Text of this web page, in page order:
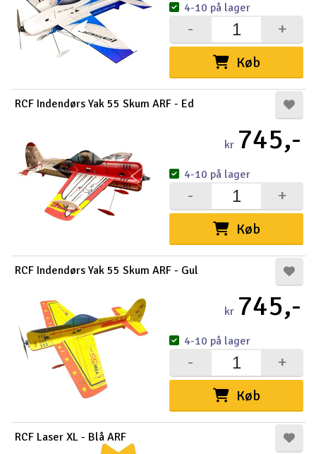
Køb
+
-
4-10 på lager
RCF Indendørs Yak 55 Skum ARF - Ed
kr 745,-
Køb
+
-
4-10 på lager
RCF Indendørs Yak 55 Skum ARF - Gul
kr 745,-
Køb
+
-
4-10 på lager
RCF Laser XL - Blå ARF